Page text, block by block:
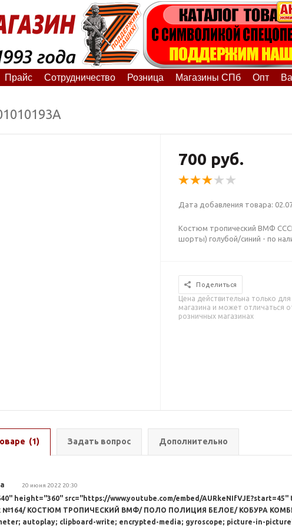
Прайс Сотрудничество Розница Магазины СПб Опт
700 руб.
Дата добавления товара:
Костюм тропический ВМФ
шорты) голубой/синий - по
Поделиться
Цена действительна только
магазина и может отличаться
розничных магазинах
(1) Задать вопрос Дополнительно
20 июня 2022 20:30
height="360" src="https://www.youtube.com/embed/
№164/ КОСТЮМ ТРОПИЧЕСКИЙ ВМФ/ ПОЛО ПОЛИЦИЯ БЕЛОЕ/ КОБУРА
autoplay; clipboard-write; encrypted-media; gyroscope; picture-in-